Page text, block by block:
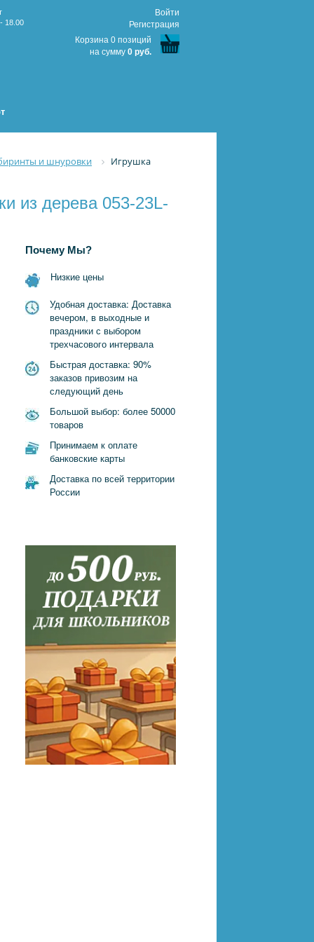
18.00
Войти
Регистрация
Корзина 0 позиций
на сумму 0 руб.
и шнуровки
Игрушка
из дерева 053-23L-
Почему Мы?
Низкие цены
Удобная доставка: Доставка
вечером, в выходные и
праздники с выбором
трехчасового интервала
Быстрая доставка: 90%
заказов привозим на
следующий день
Большой выбор: более 50000
товаров
Принимаем к оплате
банковские карты
Доставка по всей территории
России